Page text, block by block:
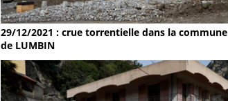
29/12/2021 : crue torrentielle dans la commune
de LUMBIN